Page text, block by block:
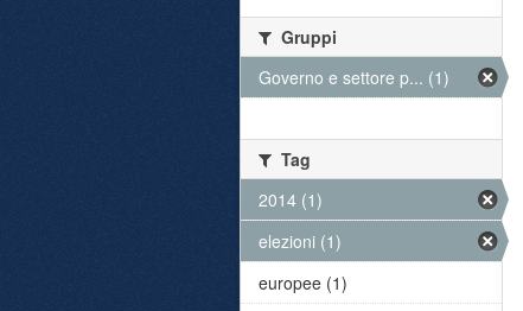
Gruppi
Governo e settore p... (1)
Tag
2014 (1)
elezioni (1)
europee (1)